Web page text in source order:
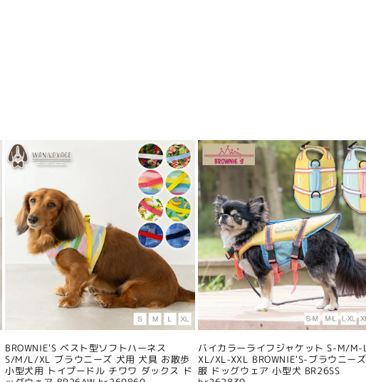
BROWNIE'S ベスト型ソフトハーネス
S/M/L/XL ブラウニーズ 犬用 犬具 お散歩
小型犬用 トイプードル チワワ ダックス ド
バイカラーライフジャケット S-M/
XL/XL-XXL BROWNIE'S-ブラウニー
服 ドッグウェア 小型犬 BR26SS